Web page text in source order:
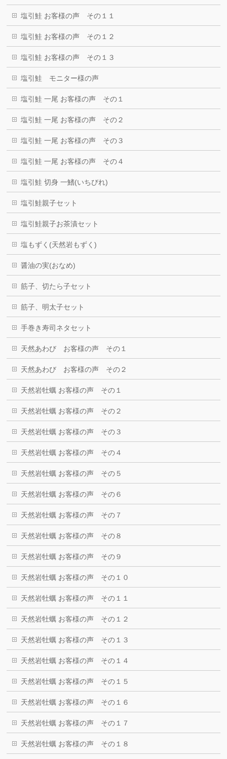
塩引鮭 お客様の声 その１１
塩引鮭 お客様の声 その１２
塩引鮭 お客様の声 その１３
塩引鮭 モニター様の声
塩引鮭 一尾 お客様の声 その１
塩引鮭 一尾 お客様の声 その２
塩引鮭 一尾 お客様の声 その３
塩引鮭 一尾 お客様の声 その４
塩引鮭 切身 一鰭(いちびれ)
塩引鮭親子セット
塩引鮭親子お茶漬セット
塩もずく(天然岩もずく)
醤油の実(おなめ)
筋子、切たら子セット
筋子、明太子セット
手巻き寿司ネタセット
天然あわび お客様の声 その１
天然あわび お客様の声 その２
天然岩牡蠣 お客様の声 その１
天然岩牡蠣 お客様の声 その２
天然岩牡蠣 お客様の声 その３
天然岩牡蠣 お客様の声 その４
天然岩牡蠣 お客様の声 その５
天然岩牡蠣 お客様の声 その６
天然岩牡蠣 お客様の声 その７
天然岩牡蠣 お客様の声 その８
天然岩牡蠣 お客様の声 その９
天然岩牡蠣 お客様の声 その１０
天然岩牡蠣 お客様の声 その１１
天然岩牡蠣 お客様の声 その１２
天然岩牡蠣 お客様の声 その１３
天然岩牡蠣 お客様の声 その１４
天然岩牡蠣 お客様の声 その１５
天然岩牡蠣 お客様の声 その１６
天然岩牡蠣 お客様の声 その１７
天然岩牡蠣 お客様の声 その１８